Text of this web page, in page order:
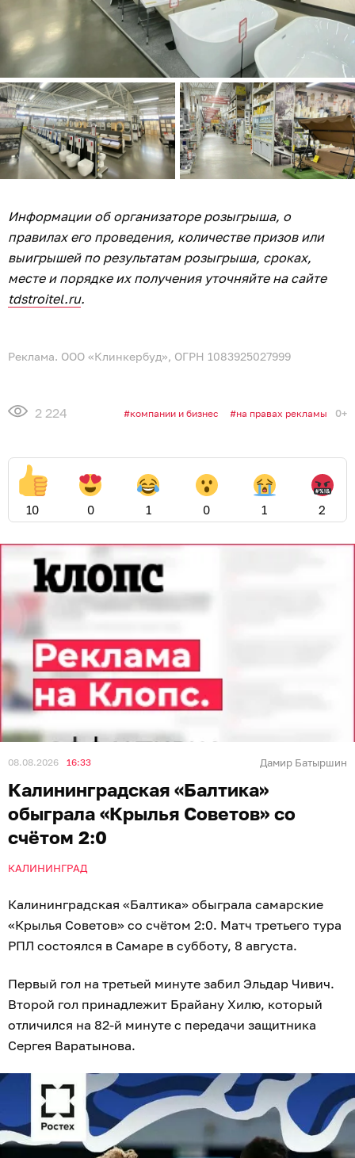
Информации об организаторе розыгрыша, о
правилах его проведения, количестве призов или
выигрышей по результатам розыгрыша, сроках,
месте и порядке их получения уточняйте на сайте
tdstroitel.ru.
Реклама. ООО «Клинкербуд», ОГРН 1083925027999
2 224 компании и бизнес на правах рекламы 0+
10 0 1 0 1 2
08.08.2026 16:33 Дамир Батыршин
Калининградская «Балтика»
обыграла «Крылья Советов» со
счётом 2:0
КАЛИНИНГРАД
Калининградская «Балтика» обыграла самарские
«Крылья Советов» со счётом 2:0. Матч третьего тура
РПЛ состоялся в Самаре в субботу, 8 августа.
Первый гол на третьей минуте забил Эльдар Чивич.
Второй гол принадлежит Брайану Хилю, который
отличился на 82‑й минуте с передачи защитника
Сергея Варатынова.